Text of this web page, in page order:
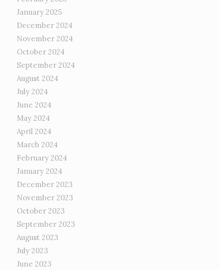
January 2025
December 2024
November 2024
October 2024
September 2024
August 2024
July 2024
June 2024
May 2024
April 2024
March 2024
February 2024
January 2024
December 2023
November 2023
October 2023
September 2023
August 2023
July 2023
June 2023